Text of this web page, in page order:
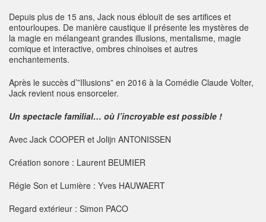
Depuis plus de 15 ans, Jack nous éblouit de ses artifices et
entourloupes. De manière caustique il présente les mystères de
la magie en mélangeant grandes illusions, mentalisme, magie
comique et interactive, ombres chinoises et autres
enchantements.
Après le succès d’”Illusions” en 2016 à la Comédie Claude Volter,
Jack revient nous ensorceler.
Un spectacle familial… où l’incroyable est possible !
Avec Jack COOPER et Jolijn ANTONISSEN
Création sonore : Laurent BEUMIER
Régie Son et Lumière : Yves HAUWAERT
Regard extérieur : Simon PACO